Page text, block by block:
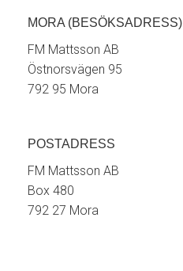
MORA (BESÖKSADRESS)
FM Mattsson AB
Östnorsvägen 95
792 95 Mora
POSTADRESS
FM Mattsson AB
Box 480
792 27 Mora